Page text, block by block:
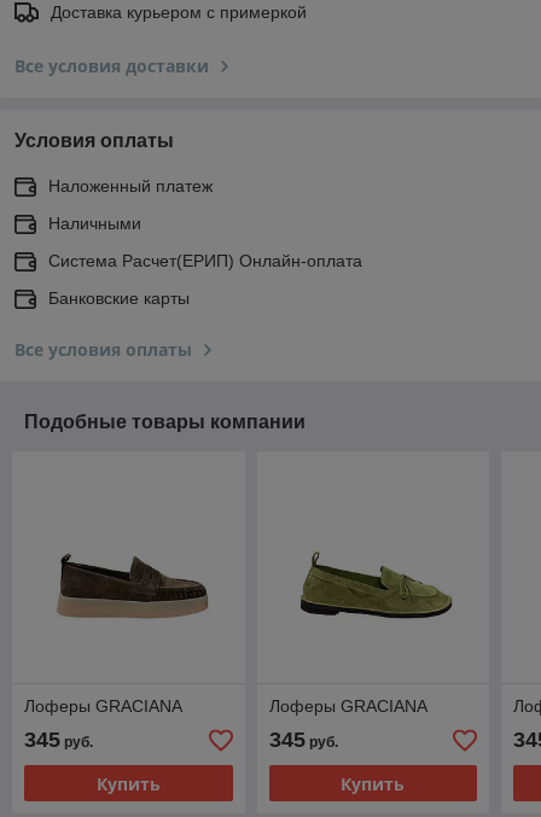
Доставка курьером с примеркой
Все условия доставки
Условия оплаты
Наложенный платеж
Наличными
Система Расчет(ЕРИП) Онлайн-оплата
Банковские карты
Все условия оплаты
Подобные товары компании
Лоферы GRACIANA
345 руб.
Купить
Лоферы GRACIANA
345руб.
Купить